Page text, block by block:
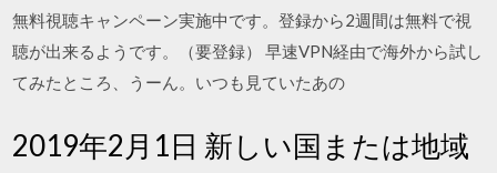
無料視聴キャンペーン実施中です。登録から2週間は無料で視
聴が出来るようです。（要登録） 早速VPN経由で海外から試し
てみたところ、うーん。いつも見ていたあの
2019年2月1日 新しい国または地域